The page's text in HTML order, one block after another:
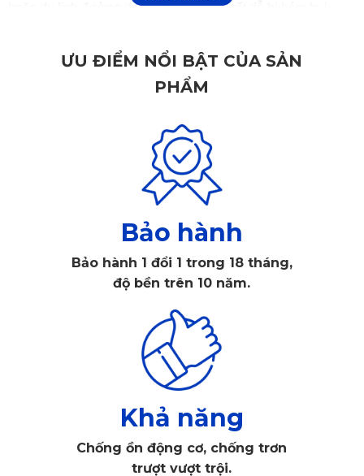
hoặc du lịch đường dài. Vì vậy, sàn xe rất dễ bị bám bụi,
trẻ nhỏ hoặc hoạt động thường xuyên trong điều kiện thời
Teramont thường được sử dụng cho nhiều mục đích như
ƯU ĐIỂM NỔI BẬT CỦA SẢN
PHẨM
Bảo hành
Bảo hành 1 đổi 1 trong 18 tháng,
độ bền trên 10 năm.
Khả năng
Chống ồn động cơ, chống trơn
trượt vượt trội.